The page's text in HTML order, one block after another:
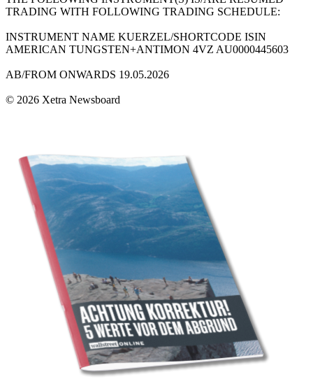
TRADING WITH FOLLOWING TRADING SCHEDULE:
INSTRUMENT NAME KUERZEL/SHORTCODE ISIN
AMERICAN TUNGSTEN+ANTIMON 4VZ AU0000445603
AB/FROM ONWARDS 19.05.2026
© 2026 Xetra Newsboard